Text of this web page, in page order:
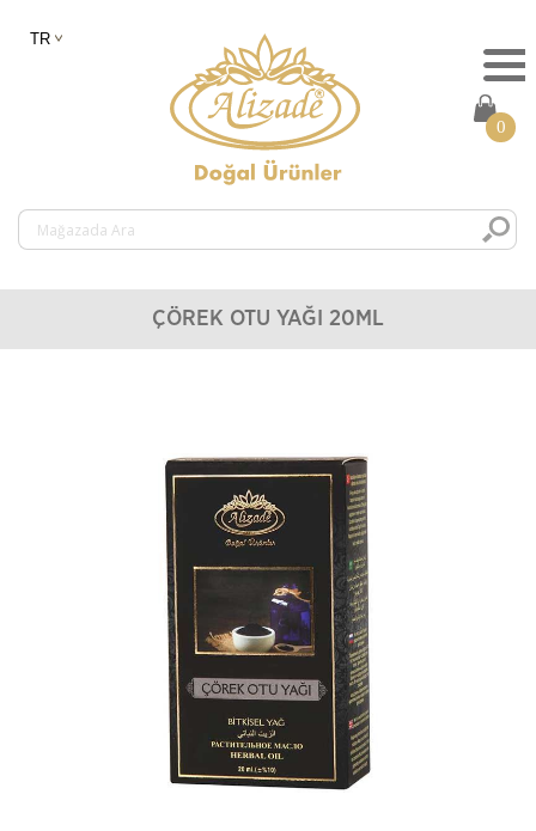
0
ÇÖREK OTU YAĞI 20ML